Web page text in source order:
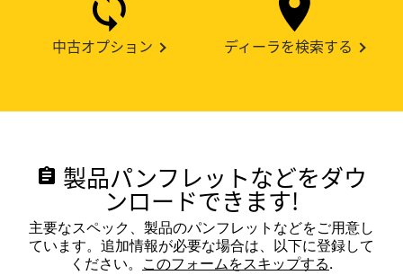
中古オプション ディーラを検索する
assignment 製品パンフレットなどをダウ
ンロードできます!
主要なスペック、製品のパンフレットなどをご用意し
ています。追加情報が必要な場合は、以下に登録して
ください。 このフォームをスキップする.